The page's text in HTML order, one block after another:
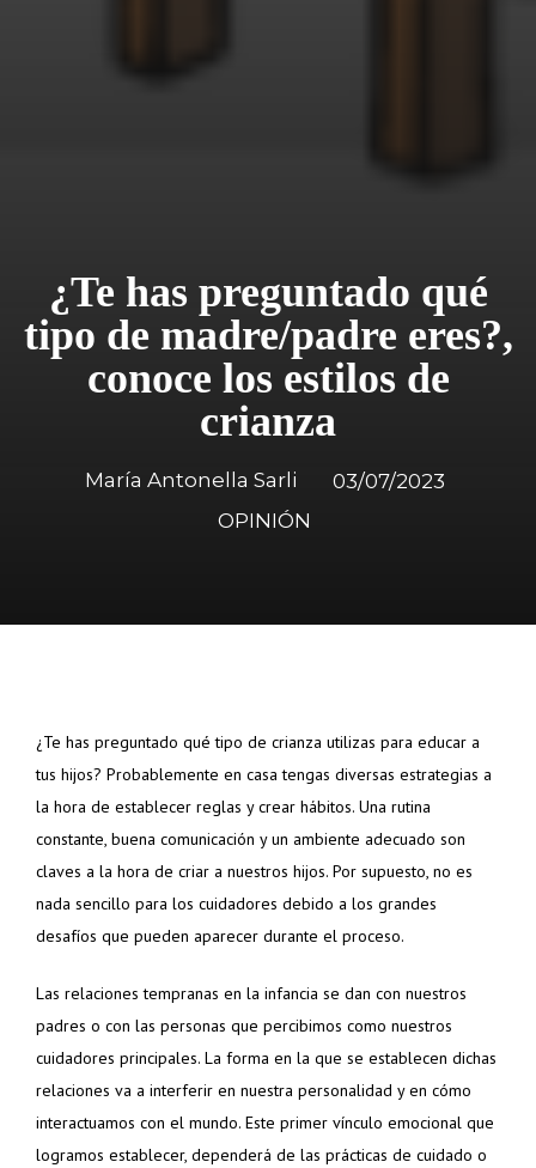
¿Te has preguntado qué
tipo de madre/padre eres?,
conoce los estilos de
crianza
María Antonella Sarli
03/07/2023
OPINIÓN
¿Te has preguntado qué tipo de crianza utilizas para educar a
tus hijos? Probablemente en casa tengas diversas estrategias a
la hora de establecer reglas y crear hábitos. Una rutina
constante, buena comunicación y un ambiente adecuado son
claves a la hora de criar a nuestros hijos. Por supuesto, no es
nada sencillo para los cuidadores debido a los grandes
desafíos que pueden aparecer durante el proceso.
Las relaciones tempranas en la infancia se dan con nuestros
padres o con las personas que percibimos como nuestros
cuidadores principales. La forma en la que se establecen dichas
relaciones va a interferir en nuestra personalidad y en cómo
interactuamos con el mundo. Este primer vínculo emocional que
logramos establecer, dependerá de las prácticas de cuidado o